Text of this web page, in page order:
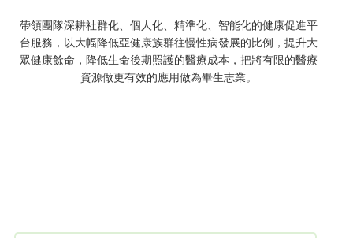
帶領團隊深耕社群化、個人化、精準化、智能化的健康促進平
台服務，以大幅降低亞健康族群往慢性病發展的比例，提升大
眾健康餘命，降低生命後期照護的醫療成本，把將有限的醫療
資源做更有效的應用做為畢生志業。